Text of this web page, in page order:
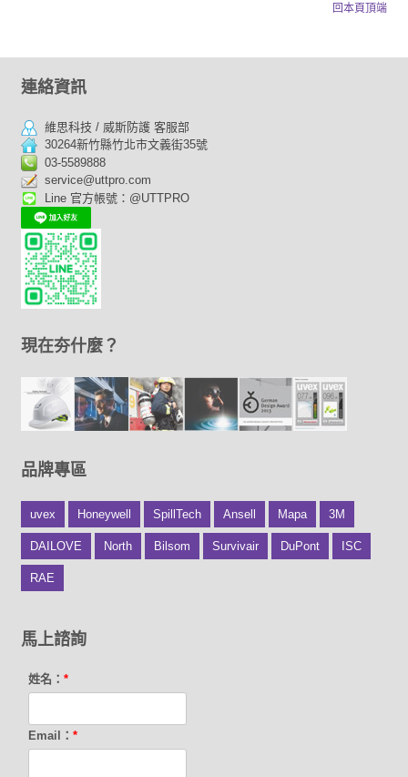
回本頁頂端
連絡資訊
維思科技 / 威斯防護 客服部
30264新竹縣竹北市文義街35號
03-5589888
service@uttpro.com
Line 官方帳號：@UTTPRO
現在夯什麼？
品牌專區
uvex Honeywell SpillTech Ansell Mapa 3M
DAILOVE North Bilsom Survivair DuPont ISC
RAE
馬上諮詢
姓名：*
Email：*